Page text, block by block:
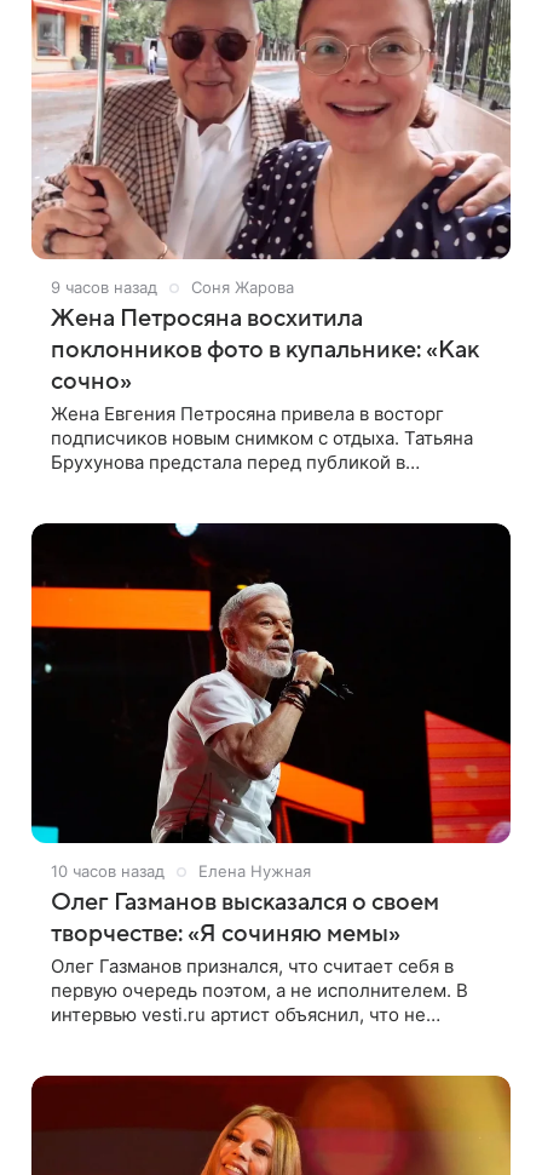
9 часов назад Соня Жарова
Жена Петросяна восхитила
поклонников фото в купальнике: «Как
сочно»
Жена Евгения Петросяна привела в восторг
подписчиков новым снимком с отдыха. Татьяна
Брухунова предстала перед публикой в
10 часов назад Елена Нужная
Олег Газманов высказался о своем
творчестве: «Я сочиняю мемы»
Олег Газманов признался, что считает себя в
первую очередь поэтом, а не исполнителем. В
интервью vesti.ru артист объяснил, что не